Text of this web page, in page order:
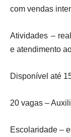
com vendas
Atividades –
e atendimento
Disponível até
20 vagas –
Escolaridade –